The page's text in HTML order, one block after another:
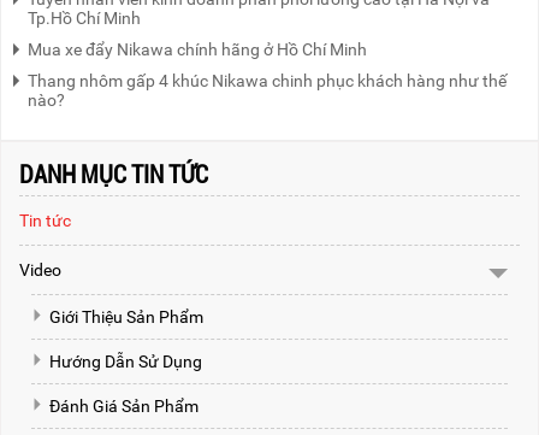
Tp.Hồ Chí Minh
Mua xe đẩy Nikawa chính hãng ở Hồ Chí Minh
Thang nhôm gấp 4 khúc Nikawa chinh phục khách hàng như thế
nào?
DANH MỤC TIN TỨC
Tin tức
Video
Giới Thiệu Sản Phẩm
Hướng Dẫn Sử Dụng
Đánh Giá Sản Phẩm